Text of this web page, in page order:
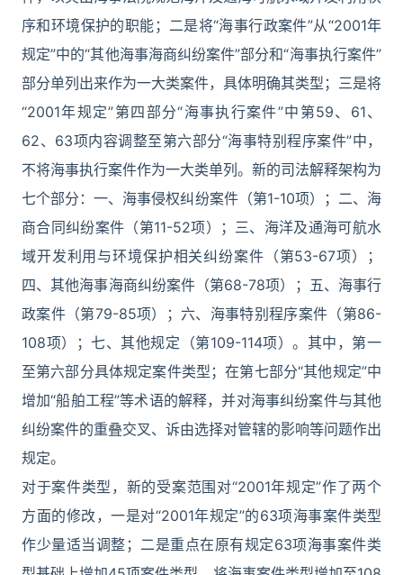
序和环境保护的职能；二是将“海事行政案件”从“2001年
规定”中的“其他海事海商纠纷案件”部分和“海事执行案件”
部分单列出来作为一大类案件，具体明确其类型；三是将
“2001年规定”第四部分“海事执行案件”中第59、61、
62、63项内容调整至第六部分“海事特别程序案件”中，
不将海事执行案件作为一大类单列。新的司法解释架构为
七个部分：一、海事侵权纠纷案件（第1-10项）；二、海
商合同纠纷案件（第11-52项）；三、海洋及通海可航水
域开发利用与环境保护相关纠纷案件（第53-67项）；
四、其他海事海商纠纷案件（第68-78项）；五、海事行
政案件（第79-85项）；六、海事特别程序案件（第86-
108项）；七、其他规定（第109-114项）。其中，第一
至第六部分具体规定案件类型；在第七部分“其他规定”中
增加“船舶工程”等术语的解释，并对海事纠纷案件与其他
纠纷案件的重叠交叉、诉由选择对管辖的影响等问题作出
规定。
对于案件类型，新的受案范围对“2001年规定”作了两个
方面的修改，一是对“2001年规定”的63项海事案件类型
作少量适当调整；二是重点在原有规定63项海事案件类